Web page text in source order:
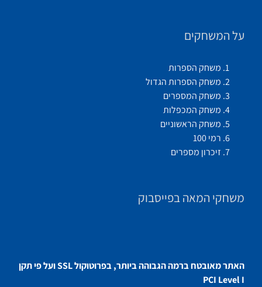
על המשחקים
משחק הספרות
משחק הספרות הגדול
משחק המספרים
משחק המכפלות
משחק הראשוניים
רמי 100
זיכרון מספרים
משחקי המאה בפייסבוק
האתר מאובטח ברמה הגבוהה ביותר, בפרוטוקול SSL ועל פי תקן
PCI Level I